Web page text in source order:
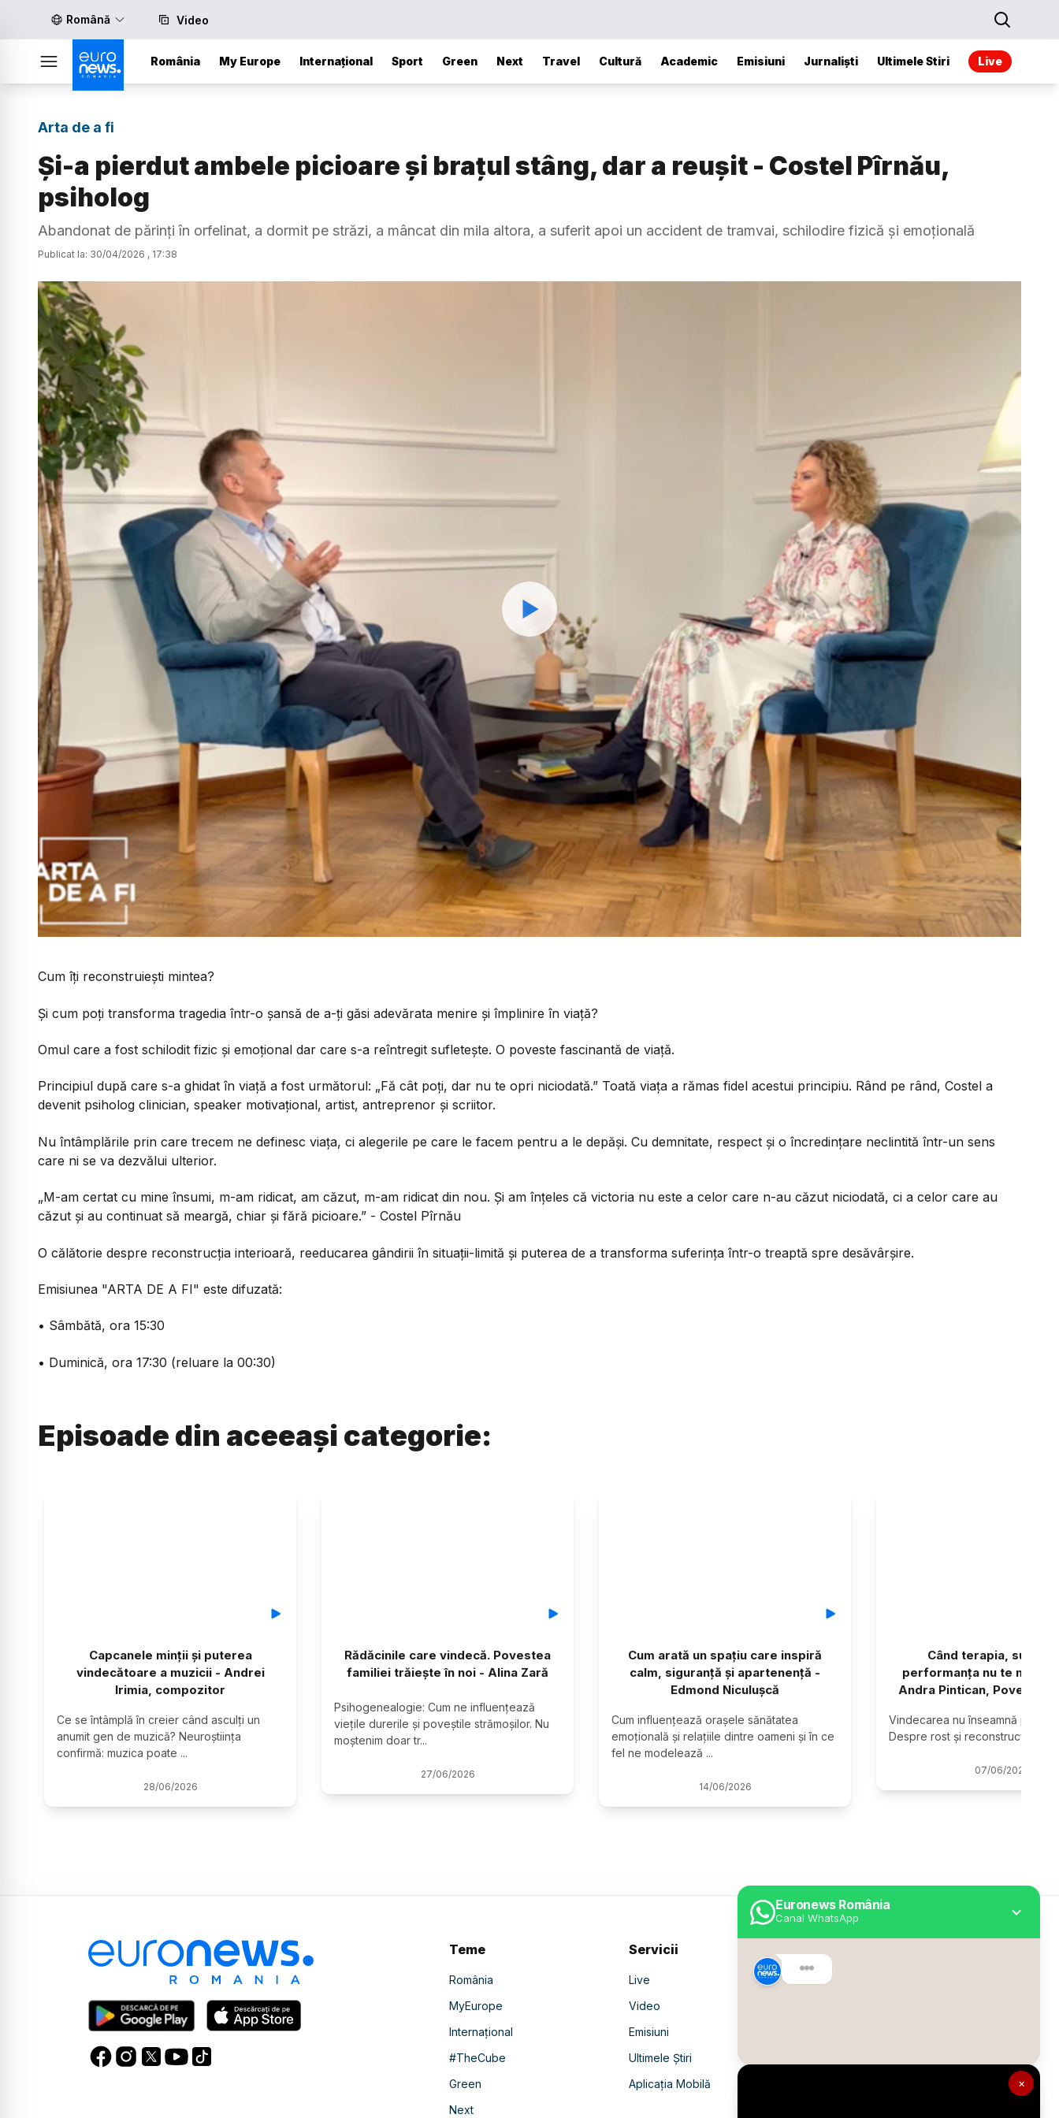
Română Video
România My Europe Internațional Sport Green Next Travel Cultură Academic Emisiuni Jurnaliști Ultimele Stiri Live
×
Euronews România
Canal WhatsApp
Arta de a fi
Și-a pierdut ambele picioare și brațul stâng, dar a reușit - Costel Pîrnău,
psiholog
Abandonat de părinți în orfelinat, a dormit pe străzi, a mâncat din mila altora, a suferit apoi un accident de tramvai, schilodire fizică și emoțională
Publicat la: 30/04/2026 , 17:38
Watch
Cum îți reconstruiești mintea?
Și cum poți transforma tragedia într-o șansă de a-ți găsi adevărata menire și împlinire în viață?
Omul care a fost schilodit fizic și emoțional dar care s-a reîntregit sufletește. O poveste fascinantă de viață.
Principiul după care s-a ghidat în viață a fost următorul: „Fă cât poți, dar nu te opri niciodată.” Toată viața a rămas fidel acestui principiu. Rând pe rând, Costel a
devenit psiholog clinician, speaker motivațional, artist, antreprenor și scriitor.
Nu întâmplările prin care trecem ne definesc viața, ci alegerile pe care le facem pentru a le depăși. Cu demnitate, respect și o încredințare neclintită într-un sens
care ni se va dezvălui ulterior.
„M-am certat cu mine însumi, m-am ridicat, am căzut, m-am ridicat din nou. Și am înțeles că victoria nu este a celor care n-au căzut niciodată, ci a celor care au
căzut și au continuat să meargă, chiar și fără picioare.” - Costel Pîrnău
O călătorie despre reconstrucția interioară, reeducarea gândirii în situații-limită și puterea de a transforma suferința într-o treaptă spre desăvârșire.
Emisiunea "ARTA DE A FI" este difuzată:
• Sâmbătă, ora 15:30
• Duminică, ora 17:30 (reluare la 00:30)
Episoade din aceeași categorie:
Capcanele minții și puterea
vindecătoare a muzicii - Andrei
Irimia, compozitor
Ce se întâmplă în creier când asculți un
anumit gen de muzică? Neuroștiința
confirmă: muzica poate ...
28/06/2026
Rădăcinile care vindecă. Povestea
familiei trăiește în noi - Alina Zară
Psihogenealogie: Cum ne influențează
viețile durerile și poveștile strămoșilor. Nu
moștenim doar tr...
27/06/2026
Cum arată un spațiu care inspiră
calm, siguranță și apartenență -
Edmond Niculușcă
Cum influențează orașele sănătatea
emoțională și relațiile dintre oameni și în ce
fel ne modelează ...
14/06/2026
Când terapia,
performanța nu te mai
Andra Pintican, Povestitor
Vindecarea nu înseamnă
Despre rost și reconstrucție
07/06/2026
Teme
România
MyEurope
Internațional
#TheCube
Green
Next
Servicii
Live
Video
Emisiuni
Ultimele Știri
Aplicația Mobilă
Despre Euronews